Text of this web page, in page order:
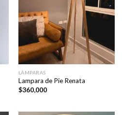
LÁMPARAS
Lampara de Pie Renata
$360,000